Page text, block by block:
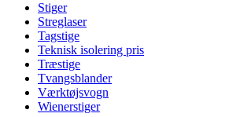
Stiger
Streglaser
Tagstige
Teknisk isolering pris
Træstige
Tvangsblander
Værktøjsvogn
Wienerstiger